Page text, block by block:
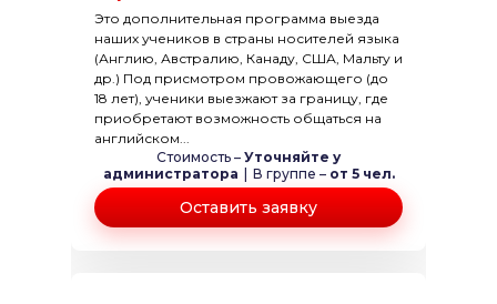
Это дополнительная программа выезда
наших учеников в страны носителей языка
(Англию, Австралию, Канаду, США, Мальту и
др.) Под присмотром провожающего (до
18 лет), ученики выезжают за границу, где
приобретают возможность общаться на
английском...
Стоимость – Уточняйте у
администратора
В группе – от 5 чел.
Оставить заявку